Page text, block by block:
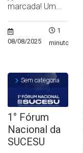
marcada! Um...
08/08/2025
1
minuto
Sem categoria
1° Fórum
Nacional da
SUCESU